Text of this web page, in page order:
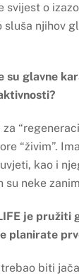
svijest o
njihov
su glavne
“živim”.
kao i
neke
je
planirate
biti